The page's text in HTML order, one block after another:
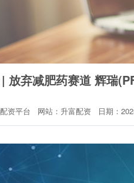
放弃减肥药赛道 辉瑞
资平台 网站：升富配资 日期：